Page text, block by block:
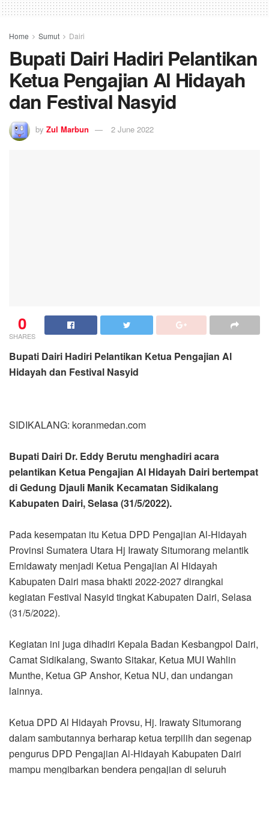
Home Sumut Dairi
Bupati Dairi Hadiri Pelantikan
Ketua Pengajian Al Hidayah
dan Festival Nasyid
by Zul Marbun 2 June 2022
0
SHARES
Bupati Dairi Hadiri Pelantikan Ketua Pengajian Al
Hidayah dan Festival Nasyid
SIDIKALANG: koranmedan.com
Bupati Dairi Dr. Eddy Berutu menghadiri acara
pelantikan Ketua Pengajian Al Hidayah Dairi bertempat
di Gedung Djauli Manik Kecamatan Sidikalang
Kabupaten Dairi, Selasa (31/5/2022).
Pada kesempatan itu Ketua DPD Pengajian Al-Hidayah
Provinsi Sumatera Utara Hj Irawaty Situmorang melantik
Ernidawaty menjadi Ketua Pengajian Al Hidayah
Kabupaten Dairi masa bhakti 2022-2027 dirangkai
kegiatan Festival Nasyid tingkat Kabupaten Dairi, Selasa
(31/5/2022).
Kegiatan ini juga dihadiri Kepala Badan Kesbangpol Dairi,
Camat Sidikalang, Swanto Sitakar, Ketua MUI Wahlin
Munthe, Ketua GP Anshor, Ketua NU, dan undangan
lainnya.
Ketua DPD Al Hidayah Provsu, Hj. Irawaty Situmorang
dalam sambutannya berharap ketua terpilih dan segenap
pengurus DPD Pengajian Al-Hidayah Kabupaten Dairi
mampu mengibarkan bendera pengajian di seluruh